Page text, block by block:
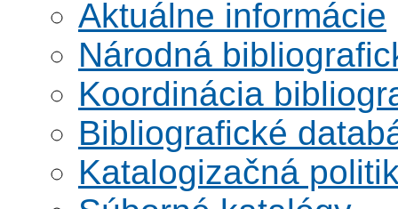
Aktuálne informácie
Národná
Koordinácia
Bibliografické
Katalogizačná